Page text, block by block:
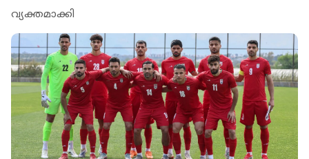
വ്യക്തമാക്കി